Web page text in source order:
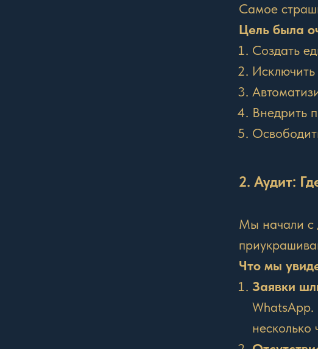
Самое
Цель была
Создать
Внедрить
2. Аудит:
Мы начали с
Что мы
Заявки
несколько